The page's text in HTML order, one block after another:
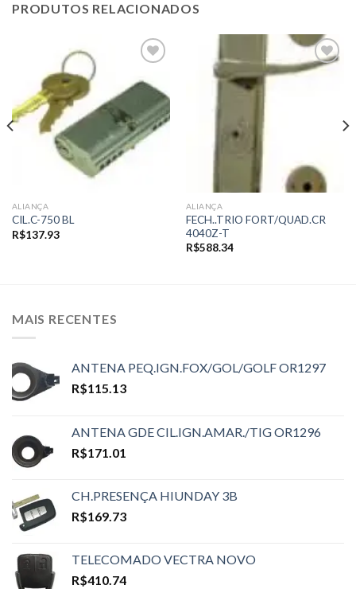
PRODUTOS RELACIONADOS
wishlist
ALIANÇA
CIL.C-750 BL
R$137.93
Add to
ALIANÇA
FECH..TRIO FORT/QUAD.CR
4040Z-T
R$588.34
MAIS RECENTES
ANTENA PEQ.IGN.FOX/GOL/GOLF OR1297
R$115.13
ANTENA GDE CIL.IGN.AMAR./TIG OR1296
R$171.01
CH.PRESENÇA HIUNDAY 3B
R$169.73
TELECOMADO VECTRA NOVO
R$410.74